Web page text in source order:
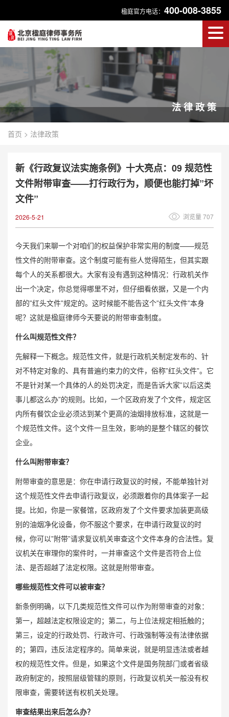
楹庭官方电话： 400-008-3855
法律政策
首页 > 法律政策
新《行政复议法实施条例》十大亮点：09 规范性
文件附带审查——打行政行为，顺便也能打掉”坏
文件”
2026-5-21 浏览量 707
今天我们来聊一个对咱们的权益保护非常实用的制度——规范
性文件的附带审查。这个制度可能有些人觉得陌生，但其实跟
每个人的关系都很大。大家有没有遇到这种情况：行政机关作
出一个决定，你总觉得哪里不对，但仔细看依据，又是一个内
部的”红头文件”规定的。这时候能不能告这个”红头文件”本身
呢？这就是楹庭律师今天要说的附带审查制度。
什么叫规范性文件？
先解释一下概念。规范性文件，就是行政机关制定发布的、针
对不特定对象的、具有普遍约束力的文件，俗称”红头文件”。它
不是针对某一个具体的人的处罚决定，而是告诉大家”以后这类
事儿都这么办”的规则。比如，一个区政府发了个文件，规定区
内所有餐饮企业必须达到某个更高的油烟排放标准，这就是一
个规范性文件。这个文件一旦生效，影响的是整个辖区的餐饮
企业。
什么叫附带审查？
附带审查的意思是：你在申请行政复议的时候，不能单独针对
这个规范性文件去申请行政复议，必须跟着你的具体案子一起
提。比如，你是一家餐馆，区政府发了个文件要求加装更高级
别的油烟净化设备，你不服这个要求，在申请行政复议的时
候，你可以”附带”请求复议机关审查这个文件本身的合法性。复
议机关在审理你的案件时，一并审查这个文件是否符合上位
法、是否超越了法定权限。这就是附带审查。
哪些规范性文件可以被审查？
新条例明确，以下几类规范性文件可以作为附带审查的对象：
第一，超越法定权限设定的；第二，与上位法规定相抵触的；
第三，设定的行政处罚、行政许可、行政强制等没有法律依据
的；第四，违反法定程序的。简单来说，就是明显违法或者越
权的规范性文件。但是，如果这个文件是国务院部门或者省级
政府制定的，按照层级管辖的原则，行政复议机关一般没有权
限审查，需要转送有权机关处理。
审查结果出来后怎么办？